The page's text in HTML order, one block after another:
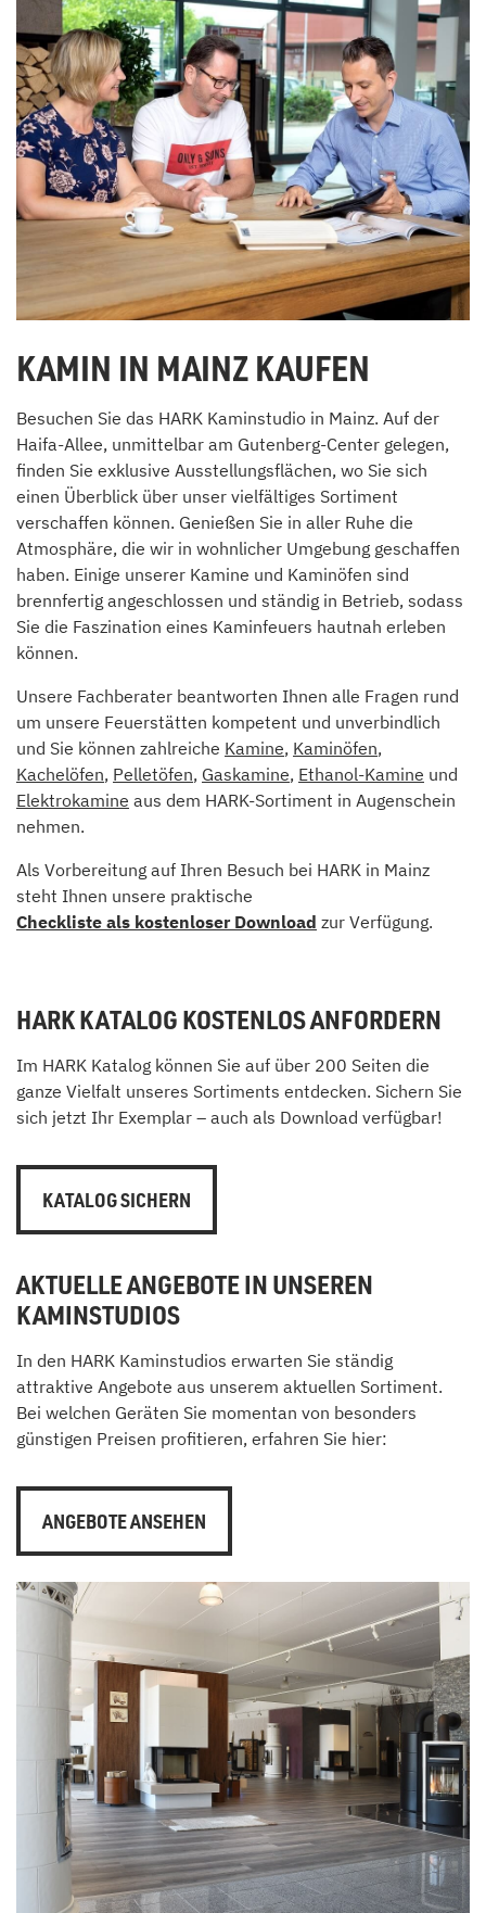
KAMIN IN MAINZ KAUFEN
Besuchen Sie das HARK Kaminstudio in Mainz. Auf der
Haifa-Allee, unmittelbar am Gutenberg-Center gelegen,
finden Sie exklusive Ausstellungsflächen, wo Sie sich
einen Überblick über unser vielfältiges Sortiment
verschaffen können. Genießen Sie in aller Ruhe die
Atmosphäre, die wir in wohnlicher Umgebung geschaffen
haben. Einige unserer Kamine und Kaminöfen sind
brennfertig angeschlossen und ständig in Betrieb, sodass
Sie die Faszination eines Kaminfeuers hautnah erleben
können.
Unsere Fachberater beantworten Ihnen alle Fragen rund
um unsere Feuerstätten kompetent und unverbindlich
und Sie können zahlreiche Kamine, Kaminöfen,
Kachelöfen, Pelletöfen, Gaskamine, Ethanol-Kamine und
Elektrokamine aus dem HARK-Sortiment in Augenschein
nehmen.
Als Vorbereitung auf Ihren Besuch bei HARK in Mainz
steht Ihnen unsere praktische
Checkliste als kostenloser Download zur Verfügung.
HARK KATALOG KOSTENLOS ANFORDERN
Im HARK Katalog können Sie auf über 200 Seiten die
ganze Vielfalt unseres Sortiments entdecken. Sichern Sie
sich jetzt Ihr Exemplar – auch als Download verfügbar!
KATALOG SICHERN
AKTUELLE ANGEBOTE IN UNSEREN
KAMINSTUDIOS
In den HARK Kaminstudios erwarten Sie ständig
attraktive Angebote aus unserem aktuellen Sortiment.
Bei welchen Geräten Sie momentan von besonders
günstigen Preisen profitieren, erfahren Sie hier:
ANGEBOTE ANSEHEN